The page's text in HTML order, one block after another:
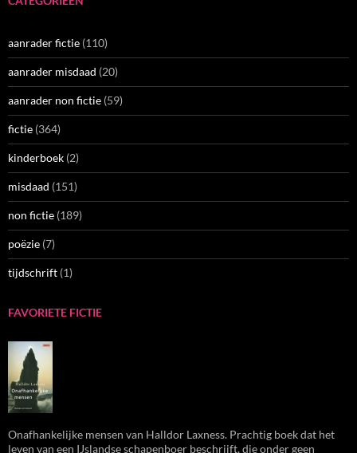
aanrader fictie (110)
aanrader misdaad (20)
aanrader non fictie (59)
fictie (364)
kinderboek (2)
misdaad (151)
non fictie (189)
poëzie (7)
tijdschrift (1)
FAVORIETE FICTIE
Onafhankelijke mensen van Halldor Laxness. Prachtig boek dat het
leven van een IJslandse schapenboer beschrijft, die onder geen